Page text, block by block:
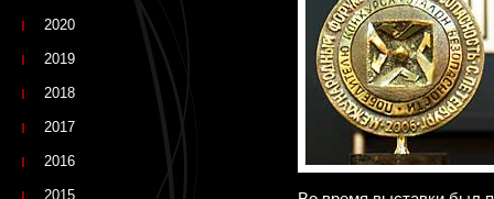
2020
2019
2018
2017
2016
2015